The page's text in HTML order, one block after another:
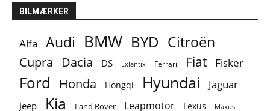
BILMÆRKER
Alfa Audi BMW BYD Citroën
Cupra Dacia DS Exlantix Ferrari Fiat Fisker
Ford Honda Hongqi Hyundai Jaguar
Jeep Kia Land Rover Leapmotor Lexus Maxus